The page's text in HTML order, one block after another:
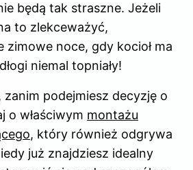
będą tak straszne. Jeżeli
to zlekceważyć,
zimowe noce, gdy kocioł ma
niemal topniały!
zanim podejmiesz decyzję o
o właściwym montażu
, który również odgrywa
już znajdziesz idealny